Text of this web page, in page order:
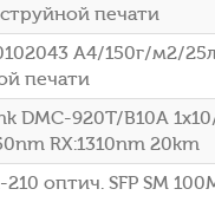
печати
A4/150г/м2/
печати
DMC-920T/B10A
RX:1310nm 20km
оптич. SFP SM